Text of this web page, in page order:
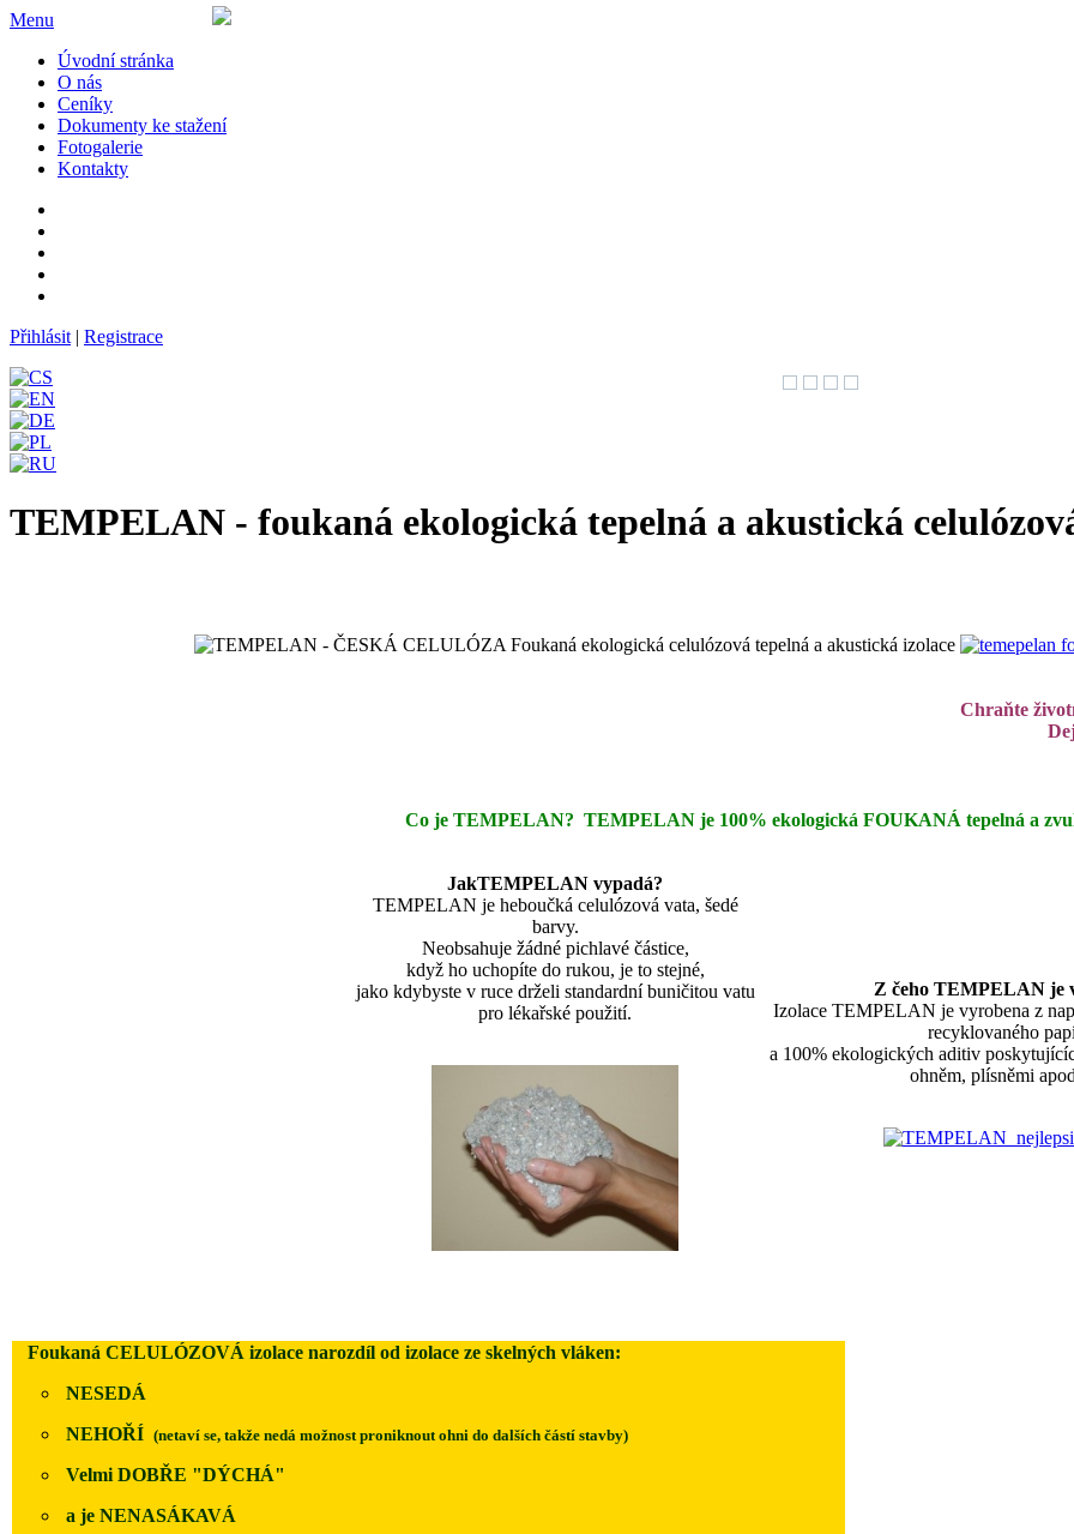
Menu
Úvodní stránka
O nás
Ceníky
Dokumenty ke stažení
Fotogalerie
Kontakty
Přihlásit | Registrace
TEMPELAN - foukaná ekologická tepelná a akustická
Chraňte
Co je TEMPELAN? TEMPELAN je 100% ekologická FOUKANÁ tepelná a
JakTEMPELAN vypadá?
TEMPELAN je heboučká celulózová vata, šedé
barvy.
Neobsahuje žádné pichlavé částice,
když ho uchopíte do rukou, je to stejné,
jako kdybyste v ruce drželi standardní buničitou vatu
pro lékařské použití.
Z čeho TEMPELAN je
Izolace TEMPELAN je vyrobena z
recyklovaného
a 100% ekologických aditiv
ohněm, plísněmi
Foukaná CELULÓZOVÁ izolace narozdíl od izolace ze skelných vláken:
NESEDÁ
NEHOŘÍ (netaví se, takže nedá možnost proniknout ohni do dalších částí stavby)
Velmi DOBŘE "DÝCHÁ"
a je NENASÁKAVÁ